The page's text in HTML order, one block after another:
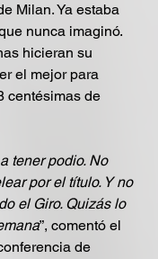
Milan. Ya estaba
nunca imaginó.
hicieran su
el mejor para
centésimas de
tener podio. No
por el título. Y no
el Giro. Quizás lo
”, comentó el
de